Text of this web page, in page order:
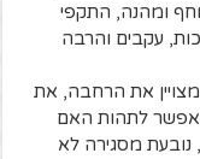
ומהנה, התקפי
עקבים והרבה
מצויין את הרחבה, את
אפשר לתהות האם
נובעת מסגירה לא